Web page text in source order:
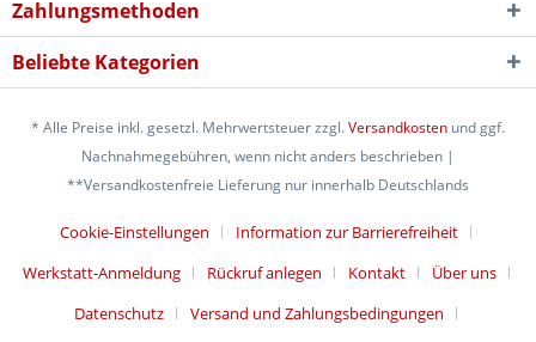
Zahlungsmethoden
Beliebte Kategorien
* Alle Preise inkl. gesetzl. Mehrwertsteuer zzgl.Versandkosten und ggf.
Nachnahmegebühren, wenn nicht anders beschrieben |
**Versandkostenfreie Lieferung nur innerhalb Deutschlands
Cookie-Einstellungen
Information zur Barrierefreiheit
Werkstatt-Anmeldung
Rückruf anlegen Kontakt
Über uns
Datenschutz
Versand und Zahlungsbedingungen